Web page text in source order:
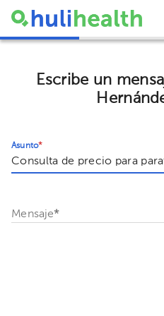
Escribe un
Asunto*
Mensaje*